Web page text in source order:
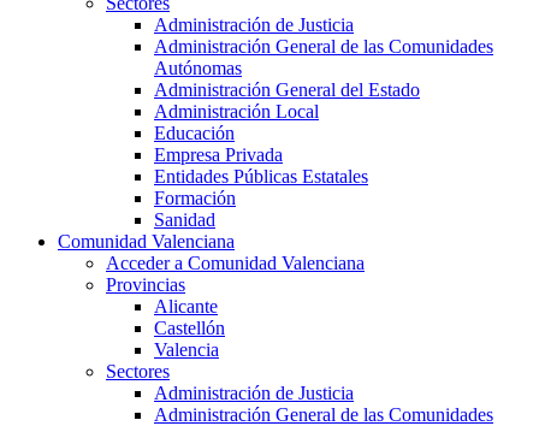
Administración de Justicia
Administración General de las Comunidades
Autónomas
Administración General del Estado
Administración Local
Educación
Empresa Privada
Entidades Públicas Estatales
Formación
Sanidad
Comunidad Valenciana
Acceder a Comunidad Valenciana
Provincias
Alicante
Castellón
Valencia
Sectores
Administración de Justicia
Administración General de las Comunidades